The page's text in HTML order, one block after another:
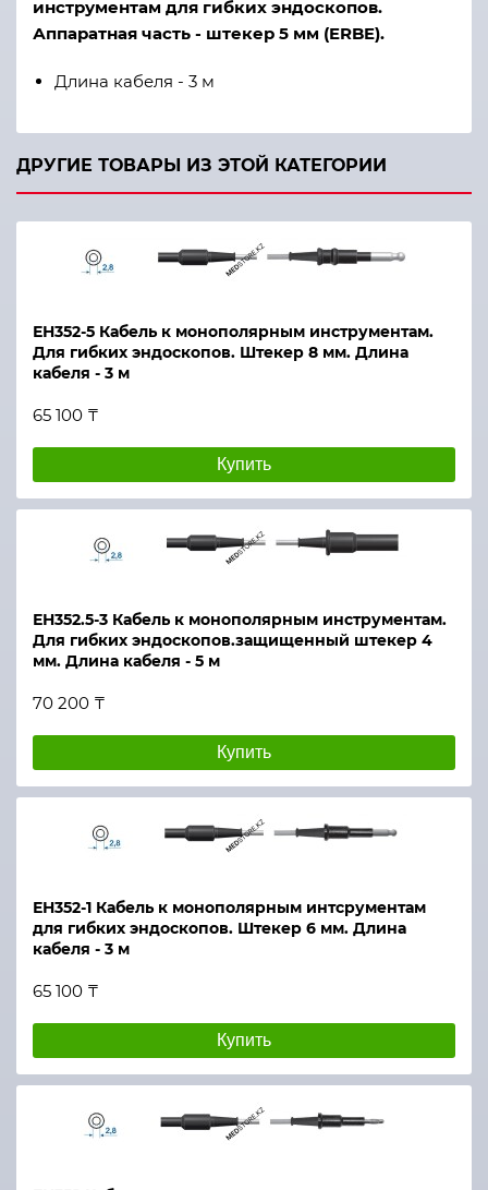
инструментам для гибких эндоскопов.
Аппаратная часть - штекер 5 мм (ERBE).
Длина кабеля - 3 м
ДРУГИЕ ТОВАРЫ ИЗ ЭТОЙ КАТЕГОРИИ
ЕН352-5 Кабель к монополярным инструментам.
Для гибких эндоскопов. Штекер 8 мм. Длина
кабеля - 3 м
65 100 ₸
Купить
ЕН352.5-3 Кабель к монополярным инструментам.
Для гибких эндоскопов.защищенный штекер 4
мм. Длина кабеля - 5 м
70 200 ₸
Купить
ЕН352-1 Кабель к монополярным интсрументам
для гибких эндоскопов. Штекер 6 мм. Длина
кабеля - 3 м
65 100 ₸
Купить